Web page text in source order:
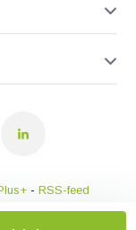
- RSS-feed